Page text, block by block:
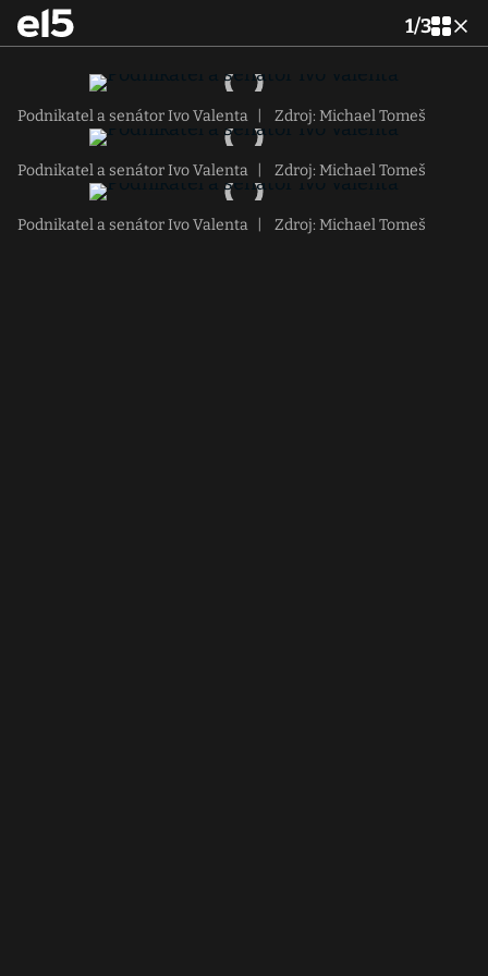
1/3
Podnikatel a senátor Ivo Valenta Zdroj: Michael Tomeš
Podnikatel a senátor Ivo Valenta Zdroj: Michael Tomeš
Podnikatel a senátor Ivo Valenta Zdroj: Michael Tomeš